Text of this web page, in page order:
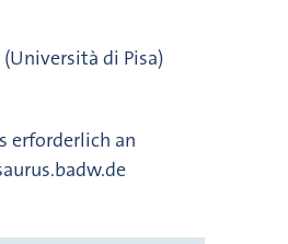
(Università di Pisa)
erforderlich an